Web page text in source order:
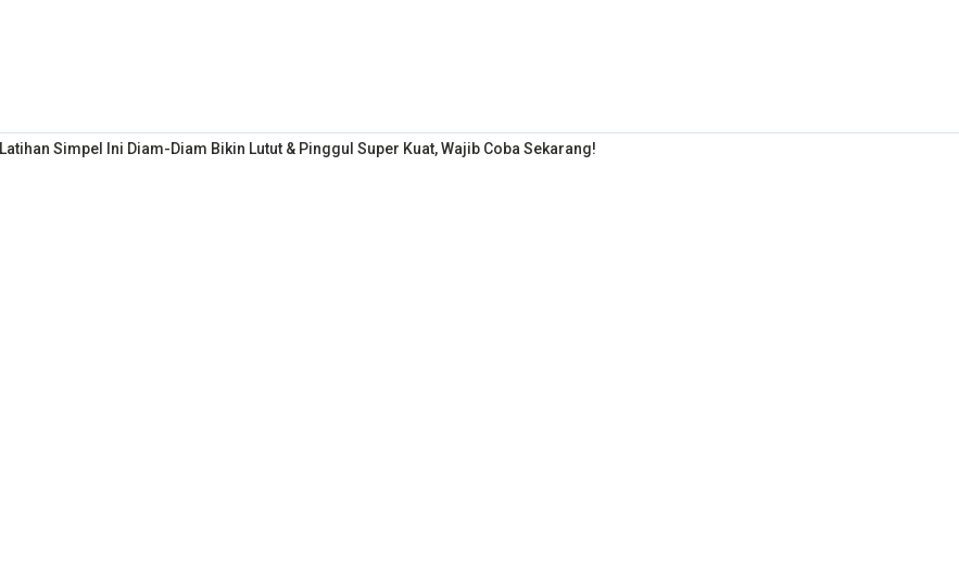
Latihan Simpel Ini Diam-Diam Bikin Lutut & Pinggul Super Kuat, Wajib Coba Sekarang!